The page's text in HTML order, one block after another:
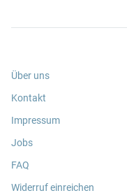
Über uns
Kontakt
Impressum
Jobs
FAQ
Widerruf einreichen